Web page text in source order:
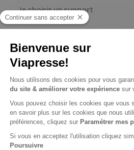
Je choisis un support
Je choisis une durée
Abonnement 1 an
52 n° • Papier
89€20 Tarif Kiosque :